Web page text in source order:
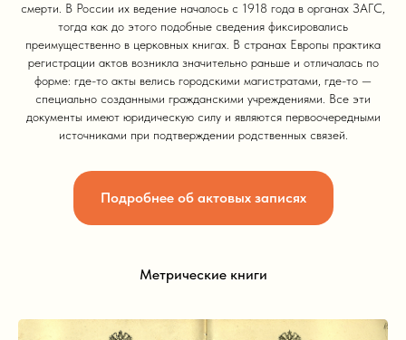
смерти. В России их ведение началось с 1918 года в органах ЗАГС,
тогда как до этого подобные сведения фиксировались
преимущественно в церковных книгах. В странах Европы практика
регистрации актов возникла значительно раньше и отличалась по
форме: где-то акты велись городскими магистратами, где-то —
специально созданными гражданскими учреждениями. Все эти
документы имеют юридическую силу и являются первоочередными
источниками при подтверждении родственных связей.
Подробнее об актовых записях
Метрические книги